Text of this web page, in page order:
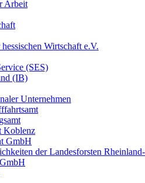
Arbeit
Wirtschaft e.V.
(SES)
(IB)
Unternehmen
Koblenz
GmbH
der Landesforsten